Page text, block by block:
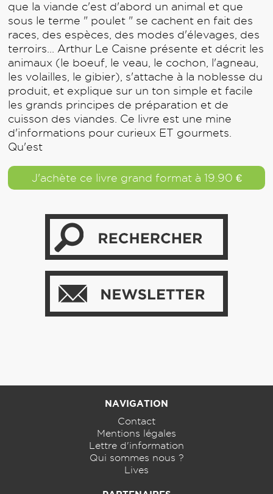
que la viande c'est d'abord un animal et que
sous le terme " poulet " se cachent en fait des
races, des espèces, des modes d'élevages, des
terroirs... Arthur Le Caisne présente et décrit les
animaux (le boeuf, le veau, le cochon, l'agneau,
les volailles, le gibier), s'attache à la noblesse du
produit, et explique sur un ton simple et facile
les grands principes de préparation et de
cuisson des viandes. Ce livre est une mine
d'informations pour curieux ET gourmets.
Qu'est
J'achète ce livre grand format à 19.90 €
NAVIGATION
Contact
Mentions légales
Lettre d'information
Qui sommes nous ?
Lives